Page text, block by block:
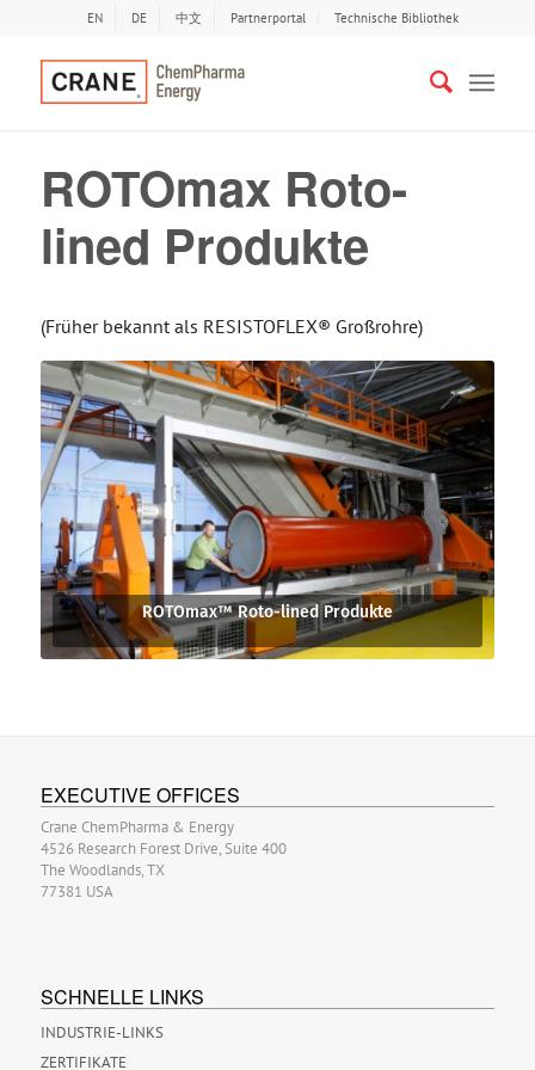
EN DE 中文 Partnerportal Technische Bibliothek
ROTOmax Roto-
lined Produkte
(Früher bekannt als RESISTOFLEX® Großrohre)
ROTOmax™ Roto-lined Produkte
EXECUTIVE OFFICES
Crane ChemPharma & Energy
4526 Research Forest Drive, Suite 400
The Woodlands, TX
77381 USA
SCHNELLE LINKS
INDUSTRIE-LINKS
ZERTIFIKATE